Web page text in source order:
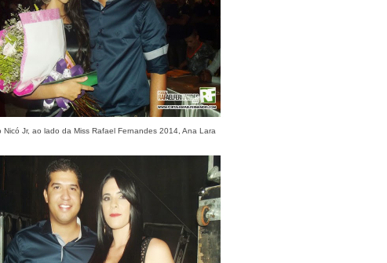
Nicó Jr, ao lado da Miss Rafael Fernandes 2014, Ana Lara